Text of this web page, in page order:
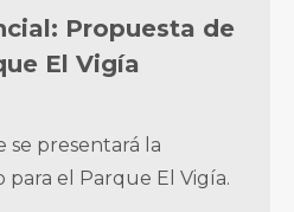
Propuesta de
El Vigía
se presentará la
el Parque El Vigía.‍